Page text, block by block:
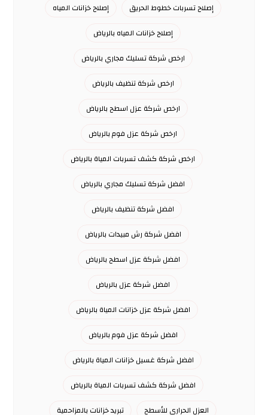
إصلاح تسربات خطوط الحريق
إصلاح خزانات المياه
إصلاح خزانات المياه بالرياض
ارخص شركة تسليك مجاري بالرياض
ارخص شركة تنظيف بالرياض
ارخص شركة عزل اسطح بالرياض
ارخص شركة عزل فوم بالرياض
ارخص شركة كشف تسربات المياة بالرياض
افضل شركة تسليك مجاري بالرياض
افضل شركة تنظيف بالرياض
افضل شركة رش مبيدات بالرياض
افضل شركة عزل اسطح بالرياض
افضل شركة عزل بالرياض
افضل شركة عزل خزانات المياة بالرياض
افضل شركة عزل فوم بالرياض
افضل شركة غسيل خزانات المياة بالرياض
افضل شركة كشف تسربات المياة بالرياض
العزل الحراري للأسطح
تبريد خزانات بالمزاحمية